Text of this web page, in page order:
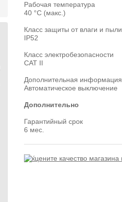
Рабочая температура
40 °C (макс.)
Класс защиты от влаги и пыли
IP52
Класс электробезопасности
CAT II
Дополнительная информация
Автоматическое выключение
Дополнительно
Гарантийный срок
6 мес.